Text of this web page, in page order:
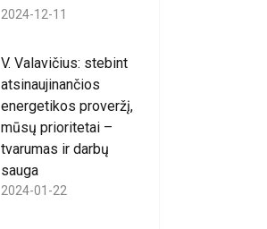
2024-12-11
V. Valavičius: stebint
atsinaujinančios
energetikos proveržį,
mūsų prioritetai –
tvarumas ir darbų
sauga
2024-01-22